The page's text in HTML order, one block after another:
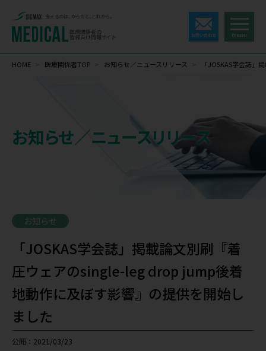
支えるのは、からだと、これから。
医療関係者の
皆様向け情報サイト
HOME > 医療関係者TOP > お知らせ／ニュースリリース > 「JOSKAS学会誌」
お知らせ／ニュースリリース
お知らせ
「JOSKAS学会誌」掲載論文別刷『着
圧ウェアのsingle-leg drop jump後着
地動作に及ぼす影響』の提供を開始し
ました
公開：2021/03/23